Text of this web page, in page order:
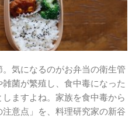
気になるのがお弁当の衛生管
菌が繁殖し、食中毒になった
ますよね。家族を食中毒から
意点」を、料理研究家の新谷